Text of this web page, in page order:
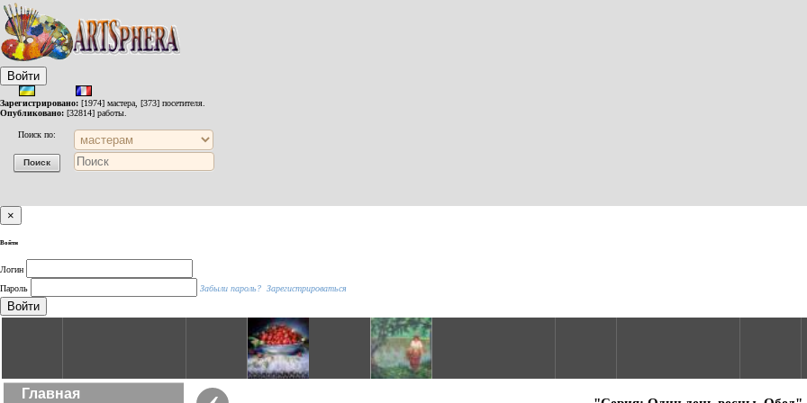
Войти
Зарегистрировано: [1974] мастера, [373] посетителя.
Опубликовано: [32814] работы.
Поиск по:
×
Войти
Логин
Пароль
Забыли пароль? Зарегистрироваться
Войти
Главная